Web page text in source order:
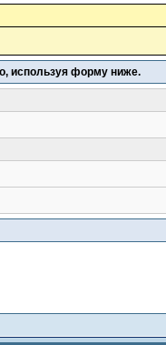
используя форму ниже.